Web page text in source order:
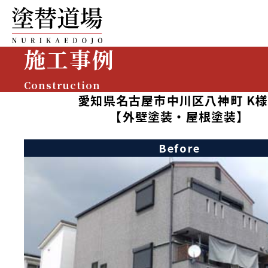
施工事例
Construction
愛知県名古屋市中川区八神町 K
【外壁塗装・屋根塗装】
Before